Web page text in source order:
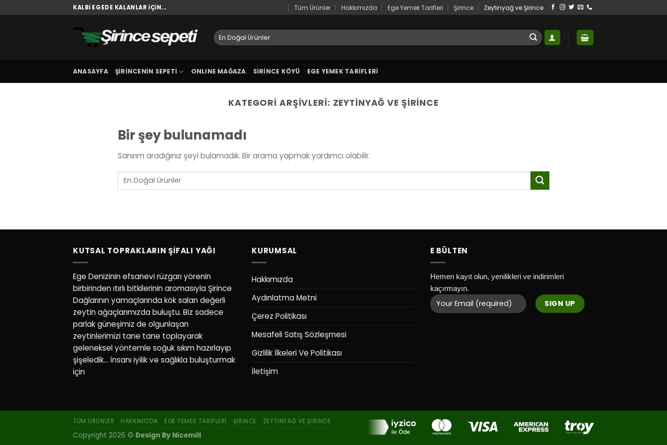
to
KALBI EGEDE KALANLAR İÇIN... Tüm Ürünler Hakkımızda Ege Yemek Tarifleri Şirince Zeytinyağ ve Şirince
Search
for:
ANASAYFA ŞIRINCENIN SEPETI ONLINE MAĞAZA SIRINCE KÖYÜ EGE YEMEK TARIFLERI
KATEGORI ARŞIVLERI: ZEYTINYAĞ VE ŞIRINCE
Bir şey bulunamadı
Sanırım aradığınız şeyi bulamadık. Bir arama yapmak yardımcı olabilir.
KUTSAL TOPRAKLARIN ŞIFALI YAĞI
Ege Denizinin efsanevi rüzgarı yörenin
birbirinden ıtırlı bitkilerinin aromasıyla Şirince
Dağlarının yamaçlarında kök salan değerli
zeytin ağaçlarımızda buluştu. Biz sadece
parlak güneşimiz de olgunlaşan
zeytinlerimizi tane tane toplayarak
geleneksel yöntemle soğuk sıkım hazırlayıp
şişeledik… İnsanı iyilik ve sağlıkla buluşturmak
için
KURUMSAL
Hakkımızda
Aydınlatma Metni
Çerez Politikası
Mesafeli Satış Sözleşmesi
Gizlilik İlkeleri Ve Politikası
İletişim
E BÜLTEN
Hemen kayıt olun, yenilikleri ve indirimleri
kaçırmayın.
TÜM ÜRÜNLER HAKKIMIZDA EGE YEMEK TARIFLERI ŞIRINCE ZEYTINYAĞ VE ŞIRINCE
Copyright 2026 © Design By Nicemill